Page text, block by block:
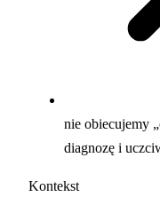
nie obiecujemy
diagnozę i
Kontekst